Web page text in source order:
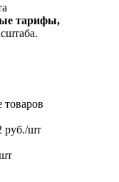
тарифы,
руб./шт